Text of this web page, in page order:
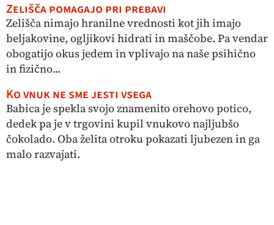
Zelišča pomagajo pri prebavi
Zelišča nimajo hranilne vrednosti kot jih imajo
beljakovine, ogljikovi hidrati in maščobe. Pa vendar
obogatijo okus jedem in vplivajo na naše psihično
in fizično...
Ko vnuk ne sme jesti vsega
Babica je spekla svojo znamenito orehovo potico,
dedek pa je v trgovini kupil vnukovo najljubšo
čokolado. Oba želita otroku pokazati ljubezen in ga
malo razvajati.